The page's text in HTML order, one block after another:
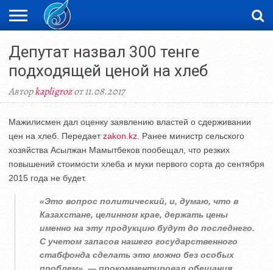
НОВОСТИ
ВИДЕО
ФОТОРЕПОРТАЖИ
ОРКЕН
LIVETV
Депутат назвал 300 тенге
подходящей ценой на хлеб
Авторkapligrozот 11.08.2017
Мажилисмен дал оценку заявлению властей о сдерживании
цен на хлеб. Передаетzakon.kz. Ранее министр сельского
хозяйства Асылжан Мамытбеков пообещал, что резких
повышений стоимости хлеба и муки первого сорта до сентября
2015 года не будет.
«Это вопрос политический, и, думаю, что в
Казахстане, целинном крае, держать цены
именно на эту продукцию будут до последнего.
С учетом запасов нашего государственного
стабфонда сделать это можно без особых